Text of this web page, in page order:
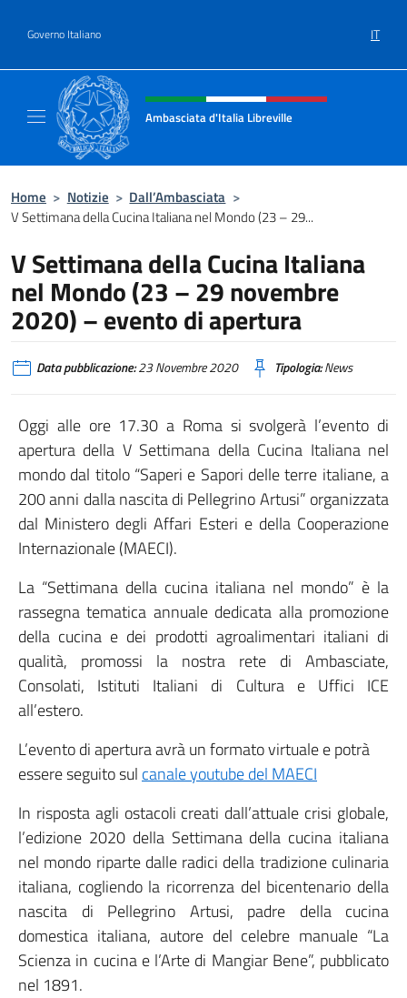
Governo Italiano IT
Intestazione sito, social e menù
Ambasciata d'Italia Libreville
Home > Notizie > Dall’Ambasciata >
V Settimana della Cucina Italiana nel Mondo (23 – 29...
V Settimana della Cucina Italiana
nel Mondo (23 – 29 novembre
2020) – evento di apertura
Data pubblicazione:23 Novembre 2020 Tipologia:News
Oggi alle ore 17.30 a Roma si svolgerà l’evento di
apertura della V Settimana della Cucina Italiana nel
mondo dal titolo “Saperi e Sapori delle terre italiane, a
200 anni dalla nascita di Pellegrino Artusi” organizzata
dal Ministero degli Affari Esteri e della Cooperazione
Internazionale (MAECI).
La “Settimana della cucina italiana nel mondo” è la
rassegna tematica annuale dedicata alla promozione
della cucina e dei prodotti agroalimentari italiani di
qualità, promossi la nostra rete di Ambasciate,
Consolati, Istituti Italiani di Cultura e Uffici ICE
all’estero.
L’evento di apertura avrà un formato virtuale e potrà
essere seguito sul canale youtube del MAECI
In risposta agli ostacoli creati dall’attuale crisi globale,
l’edizione 2020 della Settimana della cucina italiana
nel mondo riparte dalle radici della tradizione culinaria
italiana, cogliendo la ricorrenza del bicentenario della
nascita di Pellegrino Artusi, padre della cucina
domestica italiana, autore del celebre manuale “La
Scienza in cucina e l’Arte di Mangiar Bene”, pubblicato
nel 1891.